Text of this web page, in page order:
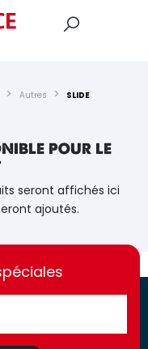
Autres SLIDE
pour le
seront affichés ici
ajoutés.